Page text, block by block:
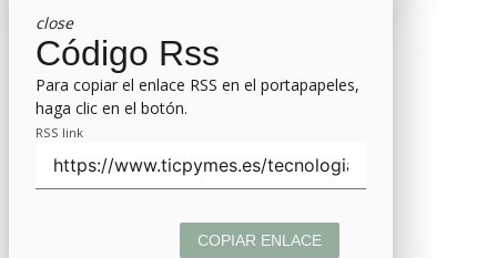
close
Código Rss
Para copiar el enlace RSS en el portapapeles,
haga clic en el botón.
RSS link
COPIAR ENLACE